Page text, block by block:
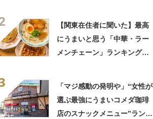
【関東在住者に聞いた】最高
にうまいと思う「中華・ラー
メンチェーン」ランキング
「マジ感動の発明や」“女性が
選ぶ最強にうまいコメダ珈琲
店のスナックメニュー”ランキ